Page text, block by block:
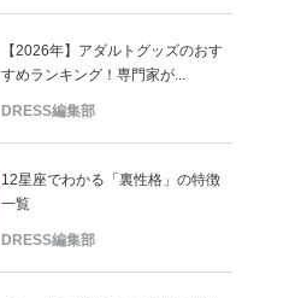
【2026年】アダルトグッズのおす
すめランキング！専門家が...
DRESS編集部
12星座でわかる「裏性格」の特徴
一覧
DRESS編集部